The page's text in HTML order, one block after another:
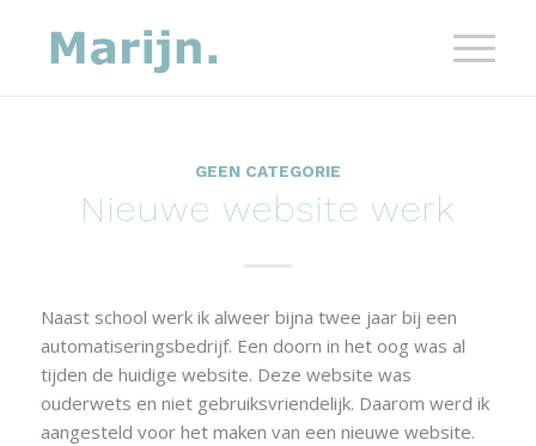
GEEN CATEGORIE
Nieuwe website werk
Naast school werk ik alweer bijna twee jaar bij een
automatiseringsbedrijf. Een doorn in het oog was al
tijden de huidige website. Deze website was
ouderwets en niet gebruiksvriendelijk. Daarom werd ik
aangesteld voor het maken van een nieuwe website.